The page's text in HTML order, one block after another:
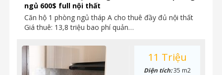
ngủ 600$ full nội thất
Căn hộ 1 phòng ngủ tháp A cho thuê đầy đủ nội thất
Giá thuê: 13,8 triệu bao phí quản…
11 Triệu
Diện tích:35 m2